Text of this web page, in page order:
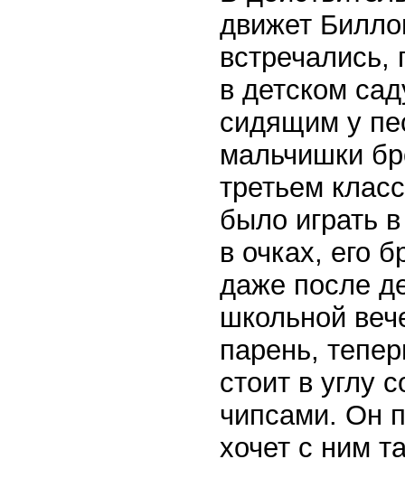
движет
в детском
сидящим у
мальчишки
третьем
было играть
в очках, его
даже после
школьной
парень,
стоит в углу
чипсами. Он
хочет с ним